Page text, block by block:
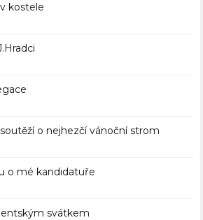
kostele
o nejhezčí vánoční strom
o mé kandidatuře
svátkem